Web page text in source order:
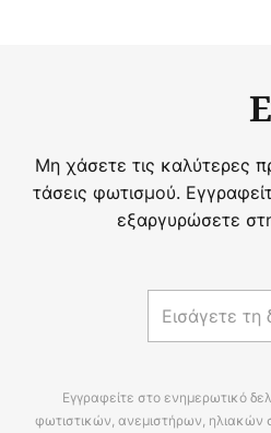
Μη χάσετε τις καλύτερες
τάσεις φωτισμού.
εξαργυρώσετε
Εγγραφείτε στο ενημερωτικό
φωτιστικών, ανεμιστήρων, ηλιακών